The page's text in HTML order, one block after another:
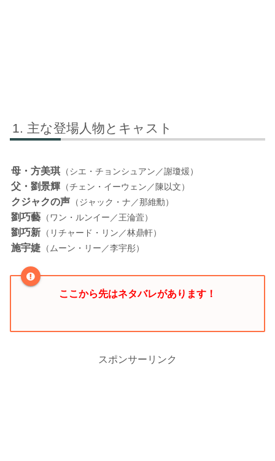
主な登場人物とキャスト
母・方美琪 （シエ・チョンシュアン／謝瓊煖）
父・劉景輝 （チェン・イーウェン／陳以文）
クジャクの声 （ジャック・ナ／那維勳）
劉巧藝 （ワン・ルンイー／王淪萓）
劉巧新 （リチャード・リン／林鼎軒）
施宇婕 （ムーン・リー／李宇彤）
ここから先はネタバレがあります！
スポンサーリンク